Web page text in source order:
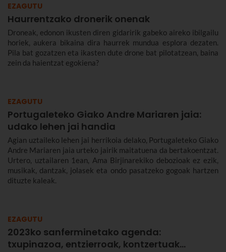
EZAGUTU
Haurrentzako dronerik onenak
Droneak, edonon ikusten diren gidaririk gabeko aireko ibilgailu
horiek, aukera bikaina dira haurrek mundua esplora dezaten.
Pila bat gozatzen eta ikasten dute drone bat pilotatzean, baina
zein da haientzat egokiena?
EZAGUTU
Portugaleteko Giako Andre Mariaren jaia:
udako lehen jai handia
Agian uztaileko lehen jai herrikoia delako, Portugaleteko Giako
Andre Mariaren jaia urteko jairik maitatuena da bertakoentzat.
Urtero, uztailaren 1ean, Ama Birjinarekiko debozioak ez ezik,
musikak, dantzak, jolasek eta ondo pasatzeko gogoak hartzen
dituzte kaleak.
EZAGUTU
2023ko sanferminetako agenda:
txupinazoa, entzierroak, kontzertuak…